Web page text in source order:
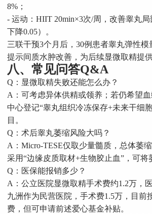
8%；
- 运动：HIIT 20min×3次/周，改善睾丸
下降0.05）。
三联干预3个月后，30例患者睾丸弹性模
提示间质水肿改善，为后续显微取精提
八、常见问答Q&A
Q：显微取精失败还能怎么办？
A：可考虑异体供精或领养；若仍希望
中心登记“睾丸组织冷冻保存+未来干细
目。
Q：术后睾丸萎缩风险大吗？
A：Micro-TESE仅取少量髓质，总体萎
采用“边缘皮质取材+生物胶止血”，可将
Q：医保能报销多少？
A：公立医院显微取精手术费约1.2万，
九洲作为民营医院，手术费1.5万，目前
费，但可申请前述爱心基金补贴。